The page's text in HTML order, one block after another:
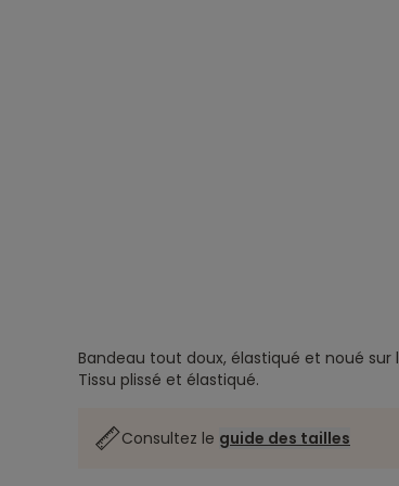
Bandeau tout doux, élastiqué et noué sur
Tissu plissé et élastiqué.
Consultez le guide des tailles